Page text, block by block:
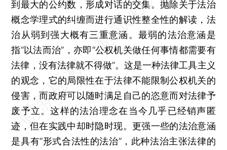
到最大的公约数，形成对话的交集。抛除关于法治
概念学理式的纠缠而进行通识性整全性的解读，法
治从弱到强大概有三重意涵。最弱的法治意涵是
指“以法而治”，亦即“公权机关做任何事情都需要有
法律，没有法律就不得做”。这是一种法律工具主义
的观念，它的局限性在于法律不能限制公权机关的
侵害，而政府可以随时满足自己的恣意而对法律予
废予立。这样的法治理念在当今几乎已经销声匿
迹，但在实践中却时隐时现。更强一些的法治意涵
是具有“形式合法性的法治”，此种法治主张法律的